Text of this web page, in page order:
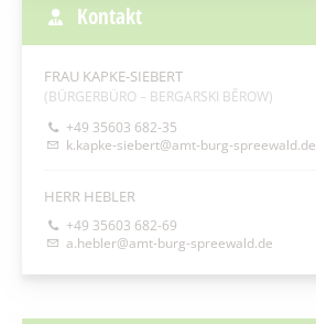
Kontakt
FRAU KAPKE-SIEBERT
(BÜRGERBÜRO ‒ BERGARSKI BĚROW)
+49 35603 682-35
k.kapke-siebert@amt-burg-spreewald.de
HERR HEBLER
+49 35603 682-69
a.hebler@amt-burg-spreewald.de